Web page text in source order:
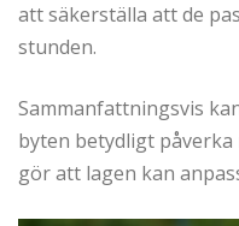
att säkerställa att de
stunden.
Sammanfattningsvis
byten betydligt
gör att lagen kan